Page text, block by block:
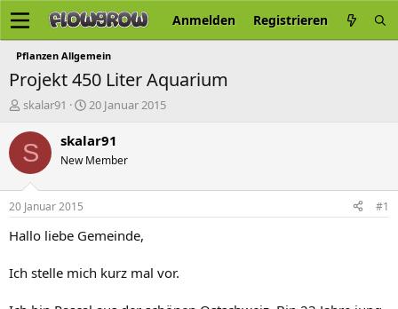
Anmelden Registrieren
Pflanzen Allgemein
Projekt 450 Liter Aquarium
E
s
t
e
r
skalar91
E
s
e
t
a
20 Januar 2015
S skalar91
New Member
20 Januar 2015 #1
Hallo liebe Gemeinde,
Ich stelle mich kurz mal vor.